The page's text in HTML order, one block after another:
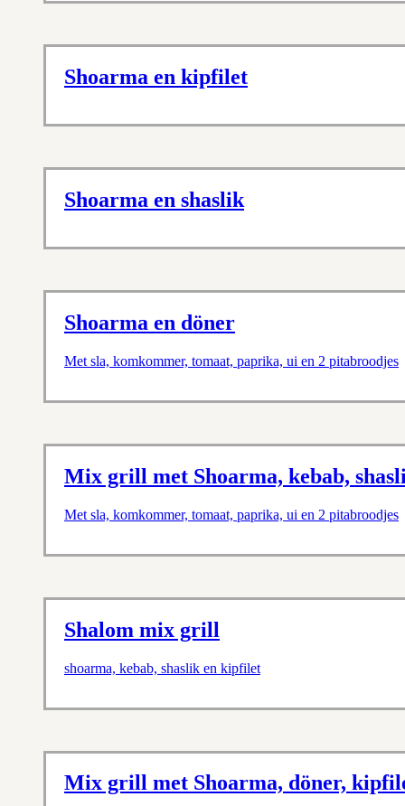
Shoarma en kipfilet
Shoarma en shaslik
Shoarma en döner
Met sla, komkommer, tomaat, paprika, ui en 2 pitabroodjes
Mix grill met Shoarma, kebab,
Met sla, komkommer, tomaat, paprika, ui en 2 pitabroodjes
Shalom mix grill
shoarma, kebab, shaslik en kipfilet
Mix grill met Shoarma, döner,